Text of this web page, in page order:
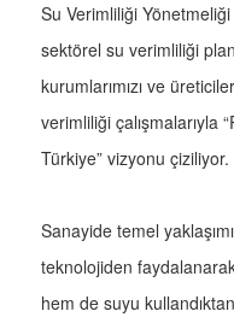
Su Verimliliği
sektörel su verimliliği
kurumlarımızı ve
verimliliği çalışmalarıyla
Türkiye” vizyonu çiziliyor.
Sanayide temel
teknolojiden
hem de suyu